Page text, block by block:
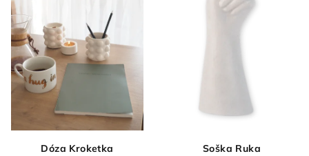
k
t
ů
s
p
r
o
u
Dóza Kroketka Soška Ruka